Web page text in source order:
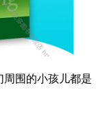
围的小孩儿都是